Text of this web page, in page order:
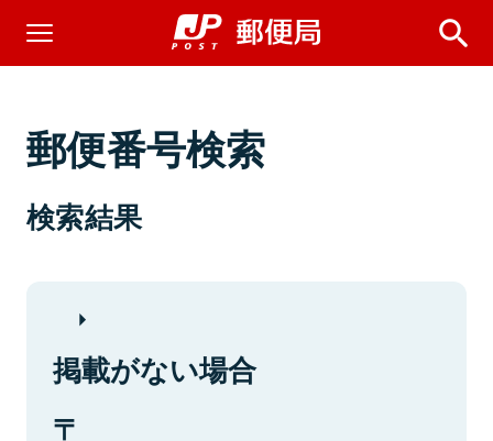
郵便番号検索
検索結果
掲載がない場合